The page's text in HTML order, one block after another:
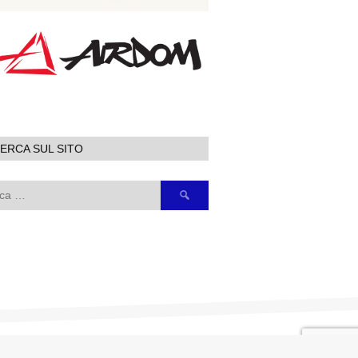
SUL SITO
Ricerca
per: